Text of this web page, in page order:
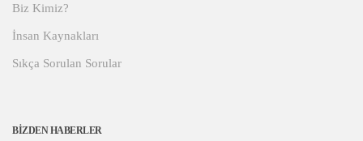
Biz Kimiz?
İnsan Kaynakları
Sıkça Sorulan Sorular
BİZDEN HABERLER